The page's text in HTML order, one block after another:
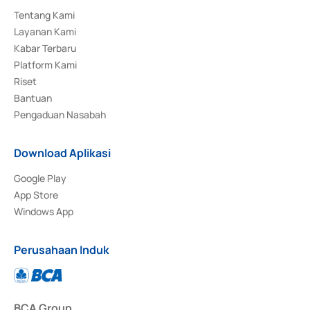
Tentang Kami
Layanan Kami
Kabar Terbaru
Platform Kami
Riset
Bantuan
Pengaduan Nasabah
Download Aplikasi
Google Play
App Store
Windows App
Perusahaan Induk